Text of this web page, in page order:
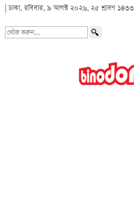
| ঢাকা, রবিবার, ৯ আগস্ট ২০২৬, ২৫ শ্রাবণ ১৪৩৩
খোঁজ